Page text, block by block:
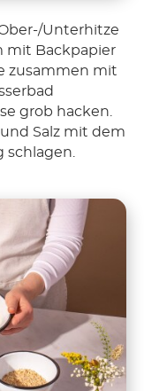
Unterhitze
mit Backpapier
zusammen mit
grob hacken.
Salz mit dem
schlagen.